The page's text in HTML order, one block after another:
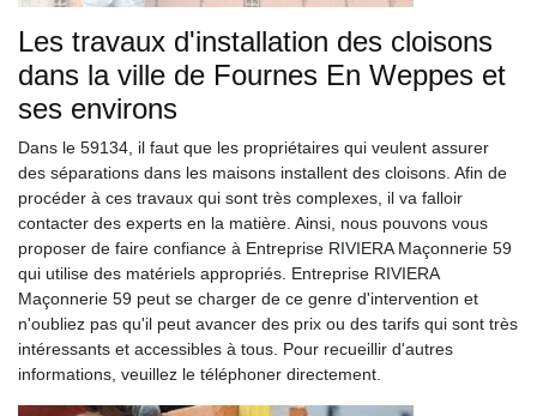
Les travaux d'installation des cloisons
dans la ville de Fournes En Weppes et
ses environs
Dans le 59134, il faut que les propriétaires qui veulent assurer
des séparations dans les maisons installent des cloisons. Afin de
procéder à ces travaux qui sont très complexes, il va falloir
contacter des experts en la matière. Ainsi, nous pouvons vous
proposer de faire confiance à Entreprise RIVIERA Maçonnerie 59
qui utilise des matériels appropriés. Entreprise RIVIERA
Maçonnerie 59 peut se charger de ce genre d'intervention et
n'oubliez pas qu'il peut avancer des prix ou des tarifs qui sont très
intéressants et accessibles à tous. Pour recueillir d'autres
informations, veuillez le téléphoner directement.